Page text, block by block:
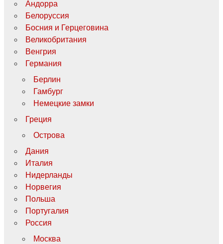
Андорра
Белоруссия
Босния и Герцеговина
Великобритания
Венгрия
Германия
Берлин
Гамбург
Немецкие замки
Греция
Острова
Дания
Италия
Нидерланды
Норвегия
Польша
Португалия
Россия
Москва